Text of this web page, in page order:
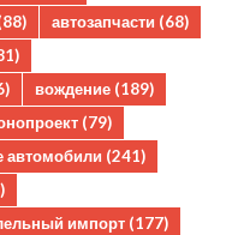
автозапчасти (68)
вождение (189)
(79)
автомобили (241)
импорт (177)